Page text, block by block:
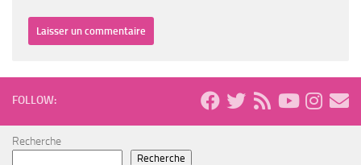
FOLLOW:
Recherche
Recherche